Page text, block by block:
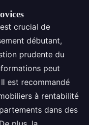
crucial de
débutant,
prudente du
peut
est recommandé
à rentabilité
dans des